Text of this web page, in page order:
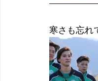
寒さも忘れ